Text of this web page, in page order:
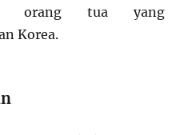
orang tua yang
Korea.